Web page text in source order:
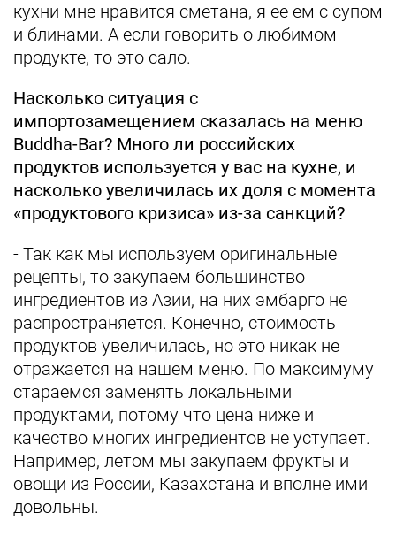
кухни мне нравится сметана, я ее ем с супом
и блинами. А если говорить о любимом
продукте, то это сало.
Насколько ситуация с
импортозамещением сказалась на меню
Buddha-Bar? Много ли российских
продуктов используется у вас на кухне, и
насколько увеличилась их доля с момента
«продуктового кризиса» из-за санкций?
- Так как мы используем оригинальные
рецепты, то закупаем большинство
ингредиентов из Азии, на них эмбарго не
распространяется. Конечно, стоимость
продуктов увеличилась, но это никак не
отражается на нашем меню. По максимуму
стараемся заменять локальными
продуктами, потому что цена ниже и
качество многих ингредиентов не уступает.
Например, летом мы закупаем фрукты и
овощи из России, Казахстана и вполне ими
довольны.